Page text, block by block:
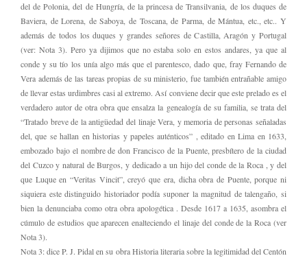
del de Polonia, del de Hungría, de la princesa de Transilvania, de los duques de
Baviera, de Lorena, de Saboya, de Toscana, de Parma, de Mántua, etc., etc.. Y
además de todos los duques y grandes señores de Castilla, Aragón y Portugal
(ver: Nota 3). Pero ya dijimos que no estaba solo en estos andares, ya que al
conde y su tío los unía algo más que el parentesco, dado que, fray Fernando de
Vera además de las tareas propias de su ministerio, fue también entrañable amigo
de llevar estas urdimbres casi al extremo. Así conviene decir que este prelado es el
verdadero autor de otra obra que ensalza la genealogía de su familia, se trata del
“Tratado breve de la antigüedad del linaje Vera, y memoria de personas señaladas
del, que se hallan en historias y papeles auténticos” , editado en Lima en 1633,
embozado bajo el nombre de don Francisco de la Puente, presbítero de la ciudad
del Cuzco y natural de Burgos, y dedicado a un hijo del conde de la Roca , y del
que Luque en “Veritas Vincit”, creyó que era, dicha obra de Puente, porque ni
siquiera este distinguido historiador podía suponer la magnitud de talengaño, si
bien la denunciaba como otra obra apologética . Desde 1617 a 1635, asombra el
cúmulo de estudios que aparecen enalteciendo el linaje del conde de la Roca (ver
Nota 3).
Nota 3: dice P. J. Pidal en su obra Historia literaria sobre la legitimidad del Centón